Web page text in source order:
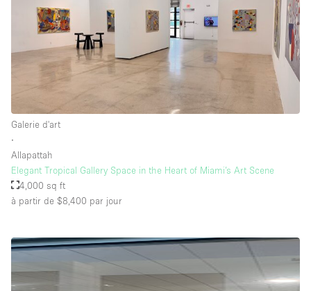
Galerie d'art
∙
Allapattah
Elegant Tropical Gallery Space in the Heart of Miami’s Art Scene
4,000 sq ft
à partir de $8,400 par jour